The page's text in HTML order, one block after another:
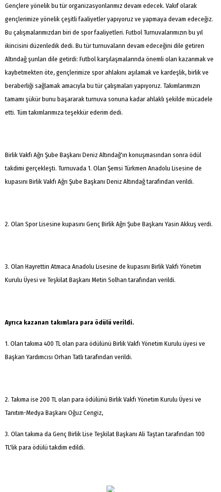
Gençlere yönelik bu tür organizasyonlarımız devam edecek. Vakıf olarak
gençlerimize yönelik çeşitli faaliyetler yapıyoruz ve yapmaya devam edeceğiz.
Bu çalışmalarımızdan biri de spor faaliyetleri. Futbol Turnuvalarımızın bu yıl
ikincisini düzenledik dedi. Bu tür turnuvaların devam edeceğini dile getiren
Altındağ şunları dile getirdi: Futbol karşılaşmalarında önemli olan kazanmak ve
kaybetmekten öte, gençlerimize spor ahlakını aşılamak ve kardeşlik, birlik ve
beraberliği sağlamak amacıyla bu tür çalışmaları yapıyoruz. Takımlarımızın
tamamı şükür bunu başararak turnuva sonuna kadar ahlaklı şekilde mücadele
etti. Tüm takımlarımıza teşekkür ederim dedi.
Birlik Vakfı Ağrı Şube Başkanı Deniz Altındağ'ın konuşmasından sonra ödül
takdimi gerçekleşti. Turnuvada 1. Olan Şemsi Türkmen Anadolu Lisesine de
kupasını Birlik Vakfı Ağrı Şube Başkanı Deniz Altındağ tarafından verildi.
2. Olan Spor Lisesine kupasını Genç Birlik Ağrı Şube Başkanı Yasin Akkuş verdi.
3. Olan Hayrettin Atmaca Anadolu Lisesine de kupasını Birlik Vakfı Yönetim
Kurulu Üyesi ve Teşkilat Başkanı Metin Solhan tarafından verildi.
Ayrıca kazanan takımlara para ödülü verildi.
1. Olan takıma 400 TL olan para ödülünü Birlik Vakfı Yönetim Kurulu üyesi ve
Başkan Yardımcısı Orhan Tatlı tarafından verildi.
2. Takıma ise 200 TL olan para ödülünü Birlik Vakfı Yönetim Kurulu Üyesi ve
Tanıtım-Medya Başkanı Oğuz Cengiz,
3. Olan takıma da Genç Birlik Lise Teşkilat Başkanı Ali Taştan tarafından 100
TL'lik para ödülü takdim edildi.